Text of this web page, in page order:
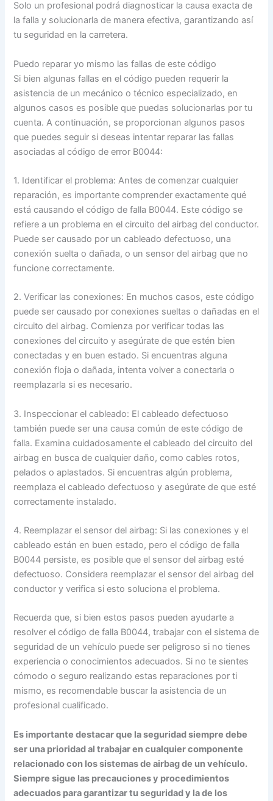
Solo un profesional podrá diagnosticar la causa exacta de
la falla y solucionarla de manera efectiva, garantizando así
tu seguridad en la carretera.
Puedo reparar yo mismo las fallas de este código
Si bien algunas fallas en el código pueden requerir la
asistencia de un mecánico o técnico especializado, en
algunos casos es posible que puedas solucionarlas por tu
cuenta. A continuación, se proporcionan algunos pasos
que puedes seguir si deseas intentar reparar las fallas
asociadas al código de error B0044:
1. Identificar el problema: Antes de comenzar cualquier
reparación, es importante comprender exactamente qué
está causando el código de falla B0044. Este código se
refiere a un problema en el circuito del airbag del conductor.
Puede ser causado por un cableado defectuoso, una
conexión suelta o dañada, o un sensor del airbag que no
funcione correctamente.
2. Verificar las conexiones: En muchos casos, este código
puede ser causado por conexiones sueltas o dañadas en el
circuito del airbag. Comienza por verificar todas las
conexiones del circuito y asegúrate de que estén bien
conectadas y en buen estado. Si encuentras alguna
conexión floja o dañada, intenta volver a conectarla o
reemplazarla si es necesario.
3. Inspeccionar el cableado: El cableado defectuoso
también puede ser una causa común de este código de
falla. Examina cuidadosamente el cableado del circuito del
airbag en busca de cualquier daño, como cables rotos,
pelados o aplastados. Si encuentras algún problema,
reemplaza el cableado defectuoso y asegúrate de que esté
correctamente instalado.
4. Reemplazar el sensor del airbag: Si las conexiones y el
cableado están en buen estado, pero el código de falla
B0044 persiste, es posible que el sensor del airbag esté
defectuoso. Considera reemplazar el sensor del airbag del
conductor y verifica si esto soluciona el problema.
Recuerda que, si bien estos pasos pueden ayudarte a
resolver el código de falla B0044, trabajar con el sistema de
seguridad de un vehículo puede ser peligroso si no tienes
experiencia o conocimientos adecuados. Si no te sientes
cómodo o seguro realizando estas reparaciones por ti
mismo, es recomendable buscar la asistencia de un
profesional cualificado.
Es importante destacar que la seguridad siempre debe
ser una prioridad al trabajar en cualquier componente
relacionado con los sistemas de airbag de un vehículo.
Siempre sigue las precauciones y procedimientos
adecuados para garantizar tu seguridad y la de los